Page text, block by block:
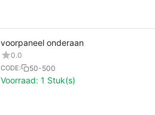
voorpaneel onderaan
0.0
CODE: 50-500
Voorraad: 1 Stuk(s)